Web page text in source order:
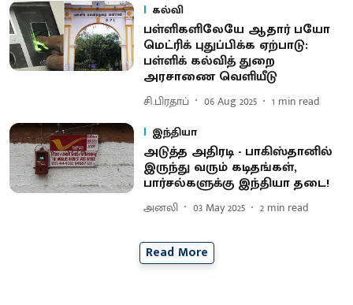
கல்வி
பள்ளிகளிலேயே ஆதார் பயோ
மெட்ரிக் புதுப்பிக்க ஏற்பாடு:
பள்ளிக் கல்வித் துறை
அரசாணை வெளியீடு
சி.பிரதாப் 06 Aug 2025 1 min read
இந்தியா
அடுத்த அதிரடி - பாகிஸ்தானில்
இருந்து வரும் கடிதங்கள்,
பார்சல்களுக்கு இந்தியா தடை!
அனலி 03 May 2025 2 min read
Read More